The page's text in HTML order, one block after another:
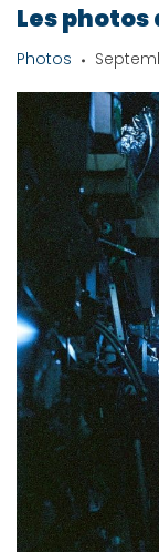
Les photos
Photos